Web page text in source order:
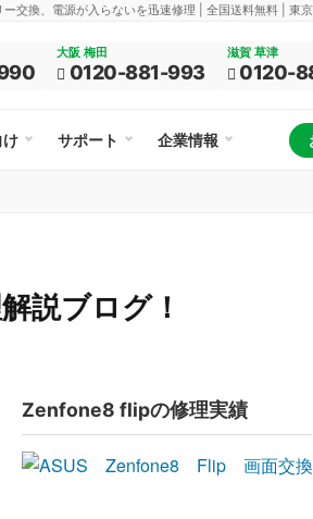
交換、電源が入らないを迅速修理 | 全国送料無料 | 東
大阪 梅田
0120-881-993
滋賀 草津
0120-
け サポート 企業情報
説ブログ！
Zenfone8 flipの修理実績